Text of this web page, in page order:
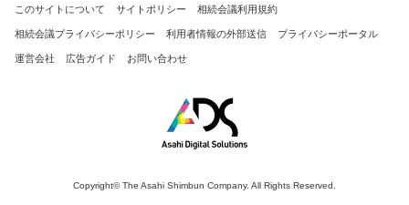
このサイトについて サイトポリシー 相続会議利用規約
相続会議プライバシーポリシー 利用者情報の外部送信 プライバシーポータル
運営会社 広告ガイド お問い合わせ
Copyright© The Asahi Shimbun Company. All Rights Reserved.